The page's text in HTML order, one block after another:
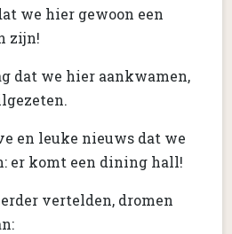
we hier gewoon een
zijn!
dat we hier aankwamen,
en leuke nieuws dat we
er komt een dining hall!
vertelden, dromen